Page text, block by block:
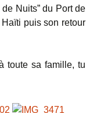
Nuits” du Port de
puis son retour
toute sa famille, tu